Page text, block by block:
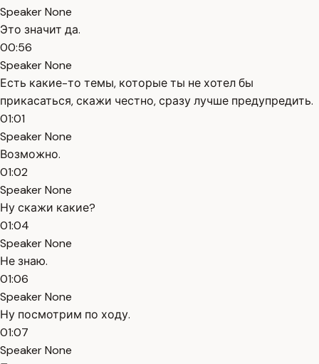
Speaker None
Это значит да.
00:56
Speaker None
Есть какие-то темы, которые ты не хотел бы
прикасаться, скажи честно, сразу лучше предупредить.
01:01
Speaker None
Возможно.
01:02
Speaker None
Ну скажи какие?
01:04
Speaker None
Не знаю.
01:06
Speaker None
Ну посмотрим по ходу.
01:07
Speaker None